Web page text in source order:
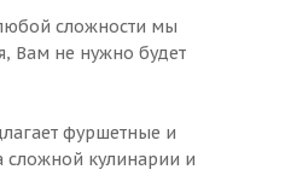
сложности мы
Вам не нужно будет
фуршетные и
кулинарии и